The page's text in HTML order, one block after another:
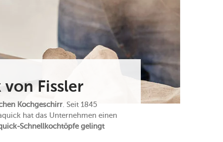
Fissler
Kochgeschirr. Seit 1845
hat das Unternehmen einen
Schnellkochtöpfe gelingt